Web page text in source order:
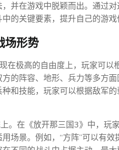
并在游戏中脱颖而出。通过
的关键要素，提升自己的游戏
场形势
在极高的自由度上，玩家可
的阵容、地形、兵力等多方
和技能，玩家可以根据敌军
。在《放开那三国3》中，玩
场景。例如，“方阵”可以有